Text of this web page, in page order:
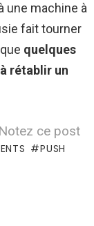
une machine à
fait tourner
quelques
rétablir un
Notez ce post
PUSH